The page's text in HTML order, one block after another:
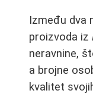
Između dva
proizvoda iz
neravnine,
a brojne
kvalitet